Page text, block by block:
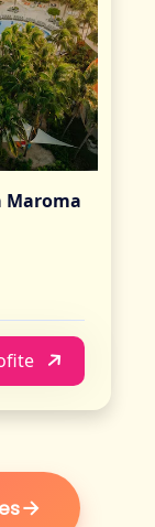
Maroma
→